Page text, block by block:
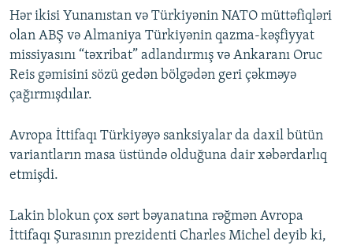
Hər ikisi Yunanıstan və Türkiyənin NATO müttəfiqləri
olan ABŞ və Almaniya Türkiyənin qazma-kəşfiyyat
missiyasını “təxribat” adlandırmış və Ankaranı Oruc
Reis gəmisini sözü gedən bölgədən geri çəkməyə
çağırmışdılar.
Avropa İttifaqı Türkiyəyə sanksiyalar da daxil bütün
variantların masa üstündə olduğuna dair xəbərdarlıq
etmişdi.
Lakin blokun çox sərt bəyanatına rəğmən Avropa
İttifaqı Şurasının prezidenti Charles Michel deyib ki,